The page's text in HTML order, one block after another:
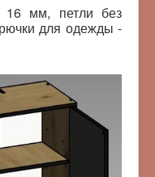
мм, петли без
для одежды -